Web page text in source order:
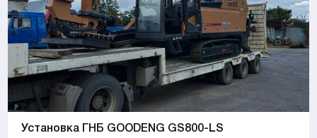
Установка ГНБ GOODENG GS800-LS